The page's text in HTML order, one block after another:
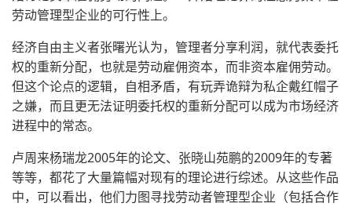
劳动管理型企业的可行性上。
经济自由主义者张曙光认为，管理者分享利润，就代表委托
权的重新分配，也就是劳动雇佣资本，而非资本雇佣劳动。
但这个论点的逻辑，自相矛盾，有玩弄诡辩为私企戴红帽子
之嫌，而且更无法证明委托权的重新分配可以成为市场经济
进程中的常态。
卢周来杨瑞龙2005年的论文、张晓山苑鹏的2009年的专著
等等，都花了大量篇幅对现有的理论进行综述。从这些作品
中，可以看出，他们力图寻找劳动者管理型企业（包括合作